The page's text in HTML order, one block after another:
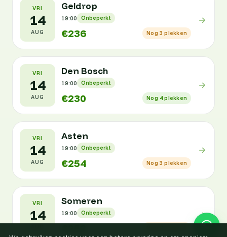
VRI
14
AUG
Geldrop
19:00 Onbeperkt
€236 Nog 3 plekken
VRI
14
AUG
Den Bosch
19:00 Onbeperkt
€230 Nog 4 plekken
VRI
14
AUG
Asten
19:00 Onbeperkt
€254 Nog 3 plekken
VRI
14
Someren
19:00 Onbeperkt